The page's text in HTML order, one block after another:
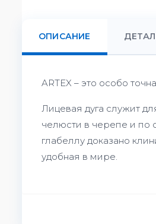
ОПИСАНИЕ
ARTEX – это особо
Лицевая дуга служит
челюсти в черепе и по
глабеллу доказано
удобная в мире.